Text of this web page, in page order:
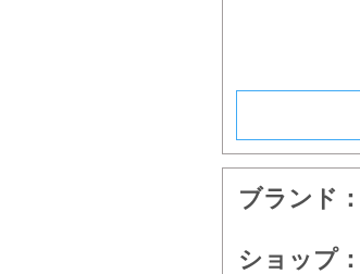
ブランド：
ショップ：